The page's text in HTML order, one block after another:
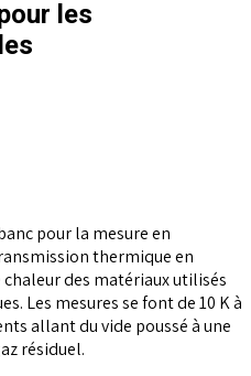
les
pour la mesure en
thermique en
des matériaux utilisés
Les mesures se font de 10 K à
allant du vide poussé à une
résiduel.